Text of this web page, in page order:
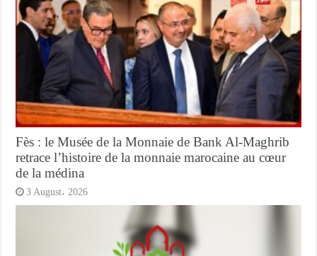
Fès : le Musée de la Monnaie de Bank Al-Maghrib
retrace l’histoire de la monnaie marocaine au cœur
de la médina
3 August، 2026